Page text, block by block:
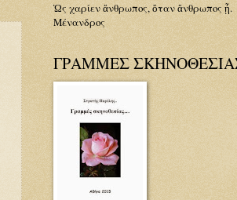
Ὡς χαρίεν ἄνθρωπος, ὅταν ἄνθρωπος ᾖ.
Μένανδρος
ΓΡΑΜΜΕΣ